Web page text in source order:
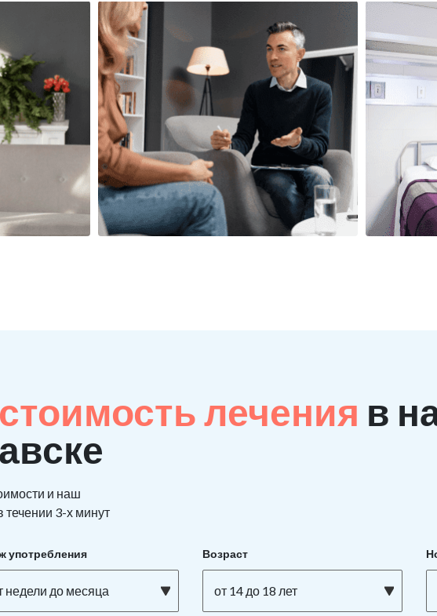
стоимость лечения в
и наш
течении 3-х минут
употребления
недели до месяца
Возраст
от 14 до 18 лет